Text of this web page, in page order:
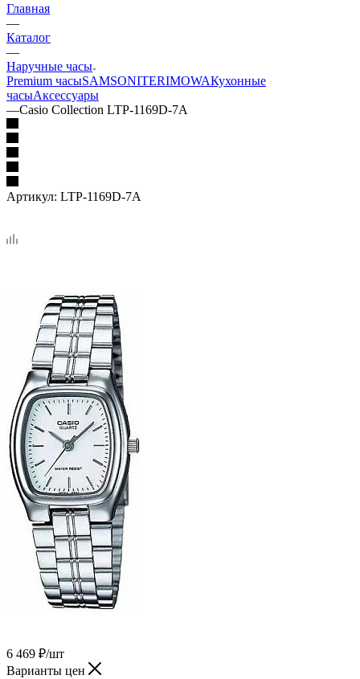
Главная
—
Каталог
—
Наручные часы
Premium часыSAMSONITERIMOWAКухонные
часыАксессуары
—Casio Collection LTP-1169D-7A
Артикул: LTP-1169D-7A
6 469 ₽/шт
Варианты цен